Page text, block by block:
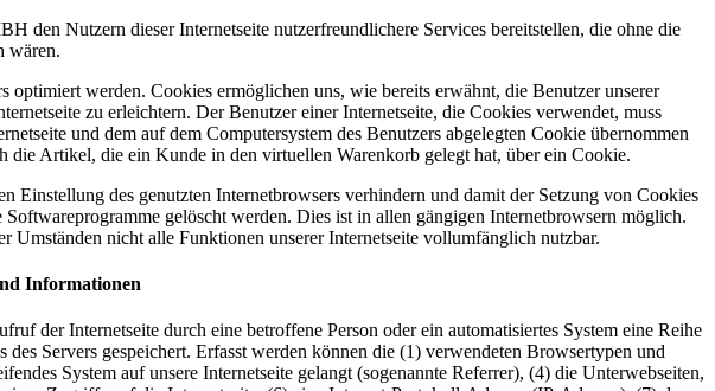
Nutzern dieser Internetseite nutzerfreundlichere Services bereitstellen, die ohne die
wären.
werden. Cookies ermöglichen uns, wie bereits erwähnt, die Benutzer unserer
zu erleichtern. Der Benutzer einer Internetseite, die Cookies verwendet, muss
und dem auf dem Computersystem des Benutzers abgelegten Cookie übernommen
Artikel, die ein Kunde in den virtuellen Warenkorb gelegt hat, über ein Cookie.
Einstellung des genutzten Internetbrowsers verhindern und damit der Setzung von Cookies
gelöscht werden. Dies ist in allen gängigen Internetbrowsern möglich.
nicht alle Funktionen unserer Internetseite vollumfänglich nutzbar.
Informationen
Internetseite durch eine betroffene Person oder ein automatisiertes System eine Reihe
Servers gespeichert. Erfasst werden können die (1) verwendeten Browsertypen und
System auf unsere Internetseite gelangt (sogenannte Referrer), (4) die Unterwebseiten,